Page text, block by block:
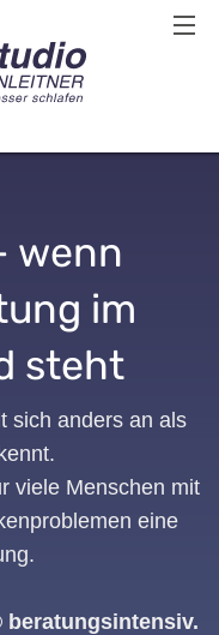
wenn
im
steht
sich anders an als
viele Menschen mit
eine
beratungsintensiv.